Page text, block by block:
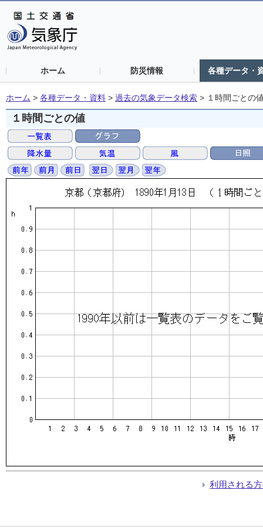
ホーム 防災情報 各種データ・
ホーム > 各種データ・資料 > 過去の気象データ検索 > １時間ごとの
１時間ごとの値
利用される